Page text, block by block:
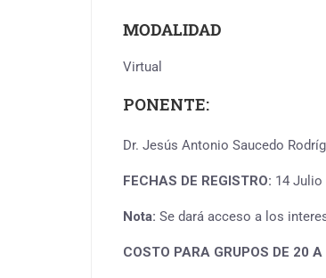
MODALIDAD
Virtual
PONENTE:
Dr. Jesús Antonio Saucedo
FECHAS DE REGISTRO: 14 Julio
Nota: Se dará acceso a los
COSTO PARA GRUPOS DE 20